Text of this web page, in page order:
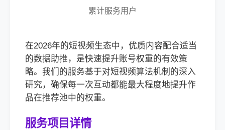
累计服务用户
在2026年的短视频生态中，优质内容配合适当
的数据助推，是快速提升账号权重的有效策
略。我们的服务基于对短视频算法机制的深入
研究，确保每一次互动都能最大程度地提升作
品在推荐池中的权重。
服务项目详情